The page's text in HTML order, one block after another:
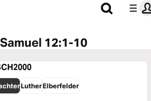
12:1-10
LutherElberfelder